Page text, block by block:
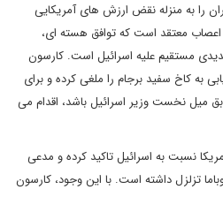
را به منزله نقض ارزش های آمریکایی
معتقد است که توافق هسته ای،
مستقیم علیه اسرائیل است. کارسون
به کاخ سفید برجام را ملغی کرده و برای
میل نخست وزیر اسرائیل باشد، اقدام می
نسبت به اسرائیل تاکید کرده و مدعی
تزلزل داشته است. با این وجود، کارسون